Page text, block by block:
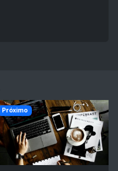
Próximo